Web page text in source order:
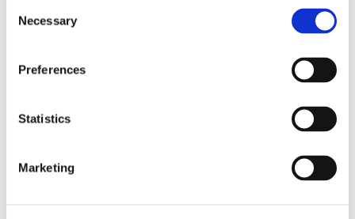
Selection
Necessary
Preferences
Statistics
Marketing
Maritime köper Berg